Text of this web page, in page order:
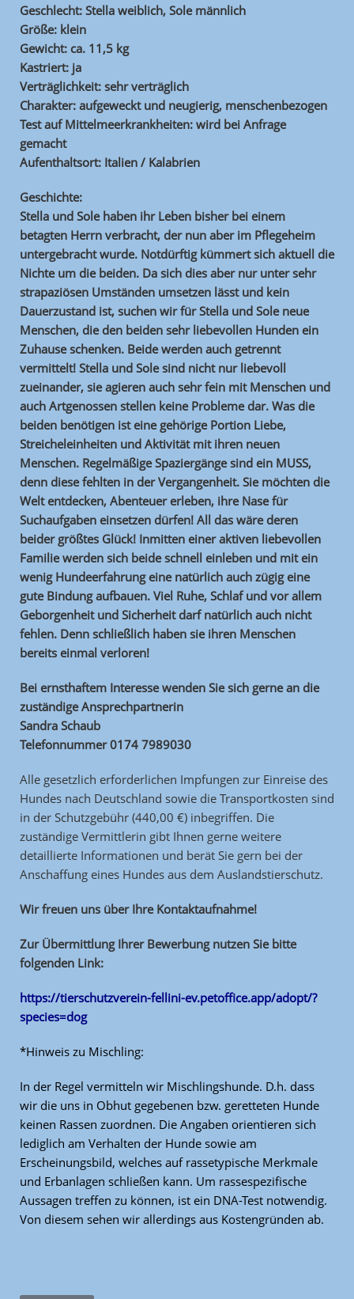
Geschlecht: Stella weiblich, Sole männlich
Größe: klein
Gewicht: ca. 11,5 kg
Kastriert: ja
Verträglichkeit: sehr verträglich
Charakter: aufgeweckt und neugierig, menschenbezogen
Test auf Mittelmeerkrankheiten: wird bei Anfrage
gemacht
Aufenthaltsort: Italien / Kalabrien
Geschichte:
Stella und Sole haben ihr Leben bisher bei einem
betagten Herrn verbracht, der nun aber im Pflegeheim
untergebracht wurde. Notdürftig kümmert sich aktuell die
Nichte um die beiden. Da sich dies aber nur unter sehr
strapaziösen Umständen umsetzen lässt und kein
Dauerzustand ist, suchen wir für Stella und Sole neue
Menschen, die den beiden sehr liebevollen Hunden ein
Zuhause schenken. Beide werden auch getrennt
vermittelt! Stella und Sole sind nicht nur liebevoll
zueinander, sie agieren auch sehr fein mit Menschen und
auch Artgenossen stellen keine Probleme dar. Was die
beiden benötigen ist eine gehörige Portion Liebe,
Streicheleinheiten und Aktivität mit ihren neuen
Menschen. Regelmäßige Spaziergänge sind ein MUSS,
denn diese fehlten in der Vergangenheit. Sie möchten die
Welt entdecken, Abenteuer erleben, ihre Nase für
Suchaufgaben einsetzen dürfen! All das wäre deren
beider größtes Glück! Inmitten einer aktiven liebevollen
Familie werden sich beide schnell einleben und mit ein
wenig Hundeerfahrung eine natürlich auch zügig eine
gute Bindung aufbauen. Viel Ruhe, Schlaf und vor allem
Geborgenheit und Sicherheit darf natürlich auch nicht
fehlen. Denn schließlich haben sie ihren Menschen
bereits einmal verloren!
Bei ernsthaftem Interesse wenden Sie sich gerne an die
zuständige Ansprechpartnerin
Sandra Schaub
Telefonnummer 0174 7989030
Alle gesetzlich erforderlichen Impfungen zur Einreise des
Hundes nach Deutschland sowie die Transportkosten sind
in der Schutzgebühr (440,00 €) inbegriffen. Die
zuständige Vermittlerin gibt Ihnen gerne weitere
detaillierte Informationen und berät Sie gern bei der
Anschaffung eines Hundes aus dem Auslandstierschutz.
Wir freuen uns über Ihre Kontaktaufnahme!
Zur Übermittlung Ihrer Bewerbung nutzen Sie bitte
folgenden Link:
https://tierschutzverein-fellini-ev.petoffice.app/adopt/?
species=dog
*Hinweis zu Mischling:
In der Regel vermitteln wir Mischlingshunde. D.h. dass
wir die uns in Obhut gegebenen bzw. geretteten Hunde
keinen Rassen zuordnen. Die Angaben orientieren sich
lediglich am Verhalten der Hunde sowie am
Erscheinungsbild, welches auf rassetypische Merkmale
und Erbanlagen schließen kann. Um rassespezifische
Aussagen treffen zu können, ist ein DNA-Test notwendig.
Von diesem sehen wir allerdings aus Kostengründen ab.